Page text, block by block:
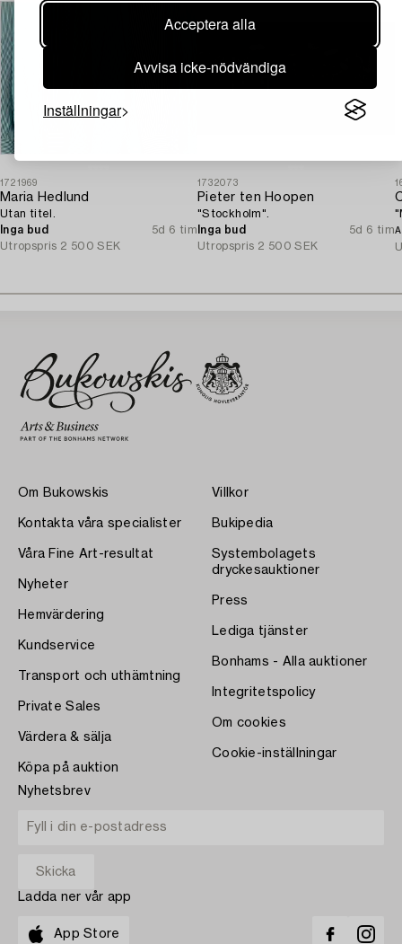
Acceptera alla
Avvisa icke-nödvändiga
Inställningar
1721969
Maria Hedlund
Utan titel.
Inga bud
5d 6 tim
Utropspris 2 500 SEK
1732073
Pieter ten Hoopen
"Stockholm".
Inga bud
5d 6 tim
Utropspris 2 500 SEK
Om Bukowskis
Kontakta våra specialister
Våra Fine Art-resultat
Nyheter
Hemvärdering
Kundservice
Transport och uthämtning
Private Sales
Värdera & sälja
Köpa på auktion
Villkor
Bukipedia
Systembolagets
dryckesauktioner
Press
Lediga tjänster
Bonhams - Alla auktioner
Integritetspolicy
Om cookies
Cookie-inställningar
Nyhetsbrev
Ladda ner vår app
App Store